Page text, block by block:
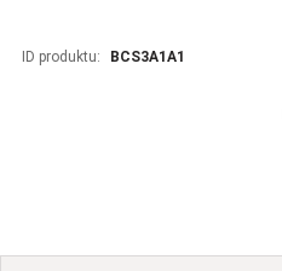
ID produktu: BCS3A1A1